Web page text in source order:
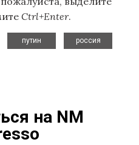
Ctrl+Enter.
путин
россия
на NM